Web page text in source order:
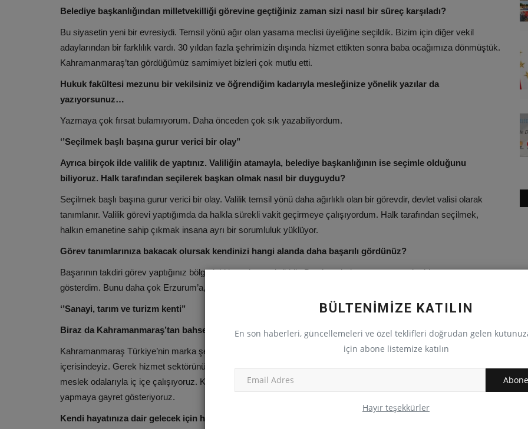
BÜLTENİMİZE KATILIN
En son haberleri, güncellemeleri ve özel teklifleri doğrudan gelen
için abone listemize katılın
Hayır teşekkürler
Belediye başkanlığından milletvekilliği görevine geçtiğiniz zaman sizi nasıl bir süreç karşıladı?
Bu siyasetin yeni bir evresiydi. Temsil yönü ağır olan yasama meclisi üyeliğine seçildik. Bizim için diğer vekil
adaylarından bir farklılık vardı. 30 yıldan fazla şehrimizin dışında hizmet ettikten sonra baba ocağımıza dönmüştük.
Kahramanmaraş’tan gördüğümüz samimiyet bizleri çok mutlu etti.
Hukuk fakültesi mezunu bir vekilsiniz ve öğrendiğim kadarıyla mesleğinize yönelik yazılar da
yazıyorsunuz…
Yazmaya çok fırsat bulamıyorum. Daha önceden çok sık yazabiliyordum.
‘’Seçilmek başlı başına gurur verici bir olay’’
Ayrıca birçok ilde valilik de yaptınız. Valiliğin atamayla, belediye başkanlığının ise seçimle olduğunu
biliyoruz. Halk tarafından seçilerek başkan olmak nasıl bir duyguydu?
Seçilmek başlı başına gurur verici bir olay. Valilik temsil yönü daha ağırlıklı olan bir görevdir, devlet valisi olarak
tanımlanır. Valilik görevi yaptığımda da halkla sürekli vakit geçirmeye çalışıyordum. Halk tarafından seçilmek,
halkın emanetine sahip çıkmak insana ayrı bir sorumluluk yüklüyor.
Görev tanımlarınıza bakacak olursak kendinizi hangi alanda daha başarılı gördünüz?
Başarının takdiri görev yaptığınız bölgedeki insanların takdiridir. Ben hepsinden ayrı ayrı zevk aldım ve gayret
gösterdim. Bunu daha çok Erzurum’a, Manisa’ya, Şanlıurfa’ya ve Kahramanmaraş’a sormak lazım.
‘’Sanayi, tarım ve turizm kenti’’
Biraz da Kahramanmaraş’tan bahsetmek istiyorum. Şehirle ilgili ne tür çalışmalar yapıyorsunuz?
Kahramanmaraş Türkiye’nin marka şehirlerinden bir tanesidir. Şehrin hak ettiği yere gelmesi için yoğun bir çalışma
içerisindeyiz. Gerek hizmet sektörünün, gerek sanayi sektörünün, gerekse turizm sektörünün gelişmesi için bütün
meslek odalarıyla iç içe çalışıyoruz. Kahramanmaraş; sanayi, tarım ve turizm kentidir. Şehre yararlı hizmetler
yapmaya gayret gösteriyoruz.
Kendi hayatınıza dair gelecek için hayalleriniz var mı?